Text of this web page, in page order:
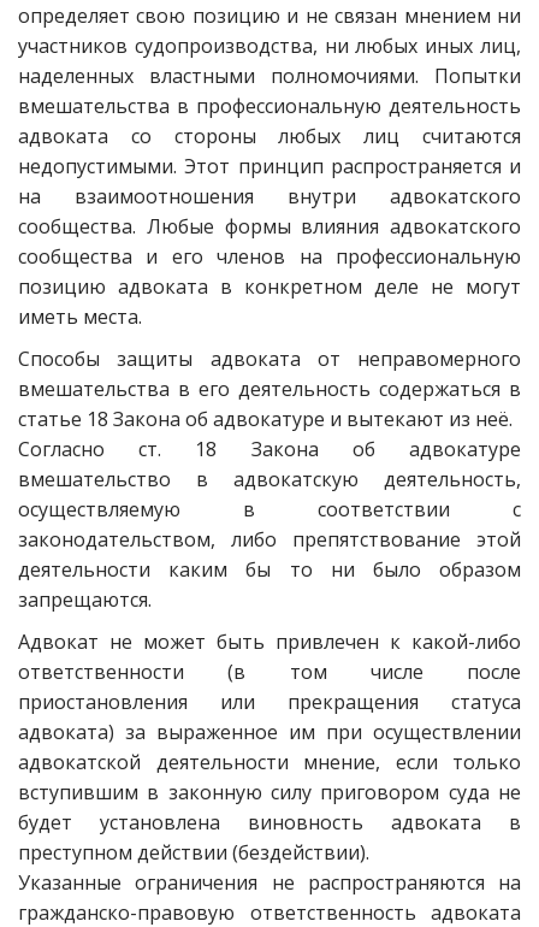
определяет свою позицию и не связан мнением ни
участников судопроизводства, ни любых иных лиц,
наделенных властными полномочиями. Попытки
вмешательства в профессиональную деятельность
адвоката со стороны любых лиц считаются
недопустимыми. Этот принцип распространяется и
на взаимоотношения внутри адвокатского
сообщества. Любые формы влияния адвокатского
сообщества и его членов на профессиональную
позицию адвоката в конкретном деле не могут
иметь места.
Способы защиты адвоката от неправомерного
вмешательства в его деятельность содержаться в
статье 18 Закона об адвокатуре и вытекают из неё.
Согласно ст. 18 Закона об адвокатуре
вмешательство в адвокатскую деятельность,
осуществляемую в соответствии с
законодательством, либо препятствование этой
деятельности каким бы то ни было образом
запрещаются.
Адвокат не может быть привлечен к какой-либо
ответственности (в том числе после
приостановления или прекращения статуса
адвоката) за выраженное им при осуществлении
адвокатской деятельности мнение, если только
вступившим в законную силу приговором суда не
будет установлена виновность адвоката в
преступном действии (бездействии).
Указанные ограничения не распространяются на
гражданско-правовую ответственность адвоката